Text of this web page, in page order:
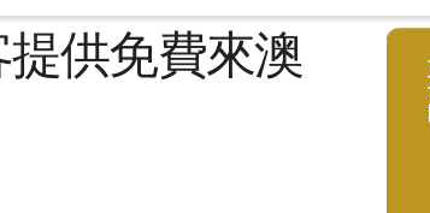
供免費來澳